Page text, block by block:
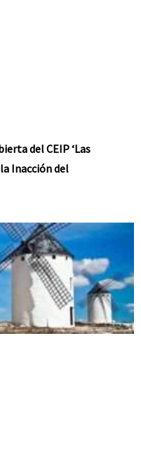
del CEIP ‘Las
Inacción del